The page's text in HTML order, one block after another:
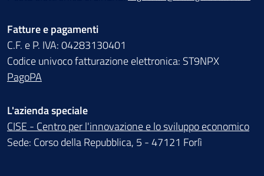
Fatture e pagamenti
C.F. e P. IVA: 04283130401
Codice univoco fatturazione elettronica: ST9NPX
PagoPA
L'azienda speciale
CISE - Centro per l'innovazione e lo sviluppo economico
Sede: Corso della Repubblica, 5 - 47121 Forlì